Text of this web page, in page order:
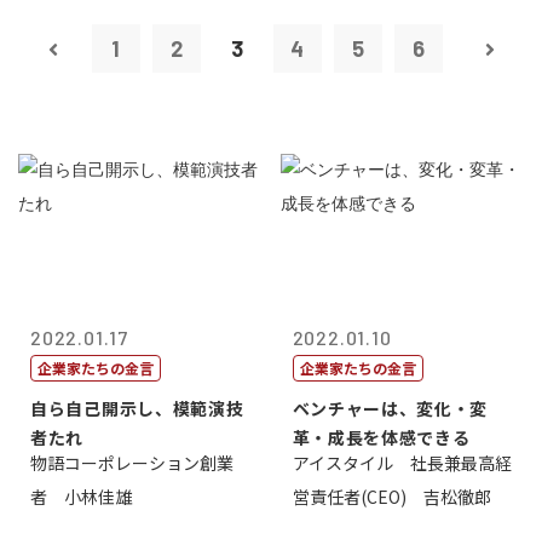
1 2 3 4 5 6
2022.01.17
企業家たちの金言
自ら自己開示し、模範演技
者たれ
物語コーポレーション創業
者 小林佳雄
2022.01.10
企業家たちの金言
ベンチャーは、変化・変
革・成長を体感できる
アイスタイル 社長兼最高経
営責任者(CEO) 吉松徹郎